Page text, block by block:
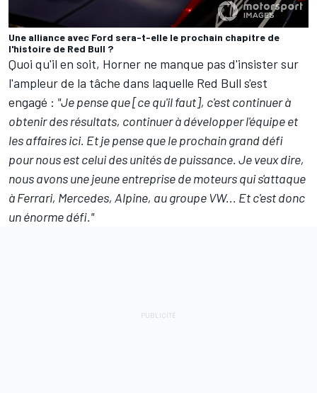
Une alliance avec Ford sera-t-elle le prochain chapitre de
l'histoire de Red Bull ?
Quoi qu'il en soit, Horner ne manque pas d'insister sur
l'ampleur de la tâche dans laquelle Red Bull s'est
engagé : "Je pense que [ce qu'il faut], c'est continuer à
obtenir des résultats, continuer à développer l'équipe et
les affaires ici. Et je pense que le prochain grand défi
pour nous est celui des unités de puissance. Je veux dire,
nous avons une jeune entreprise de moteurs qui s'attaque
à Ferrari, Mercedes, Alpine, au groupe VW... Et c'est donc
un énorme défi."